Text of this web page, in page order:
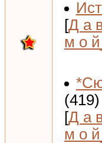
[Д а
м о
(419)
[Д а
м о